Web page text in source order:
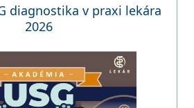
diagnostika v praxi lekára
2026